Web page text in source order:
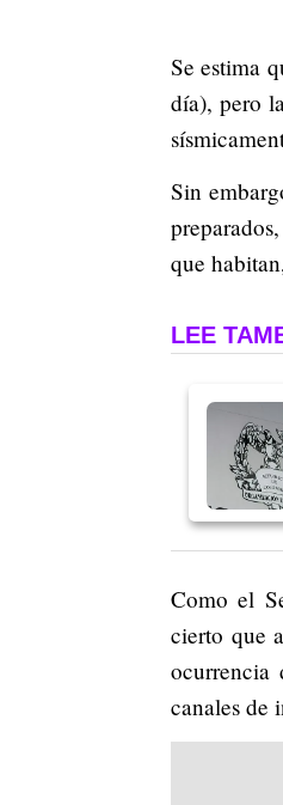
Se estima
día), pero
Sin
que
LEE
Como el
cierto que
ocurrencia
canales de